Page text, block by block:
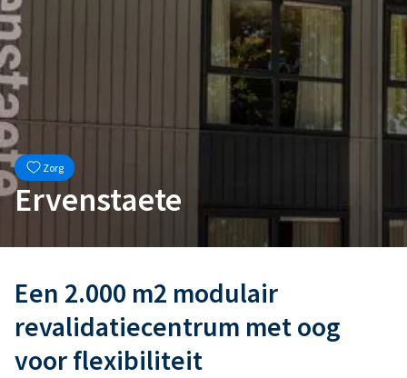
Zorg
Ervenstaete
Een 2.000 m2 modulair
revalidatiecentrum met oog
voor flexibiliteit